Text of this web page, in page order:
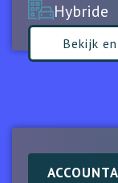
Hybride
Bekijk
Manager